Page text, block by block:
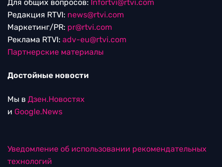
Для общих вопросов: Infortvi@rtvi.com
Редакция RTVI: news@rtvi.com
Маркетинг/PR: pr@rtvi.com
Реклама RTVI: adv-eu@rtvi.com
Партнерские материалы
Достойные новости
Мы в Дзен.Новостях
и Google.News
Уведомление об использовании рекомендательных
технологий